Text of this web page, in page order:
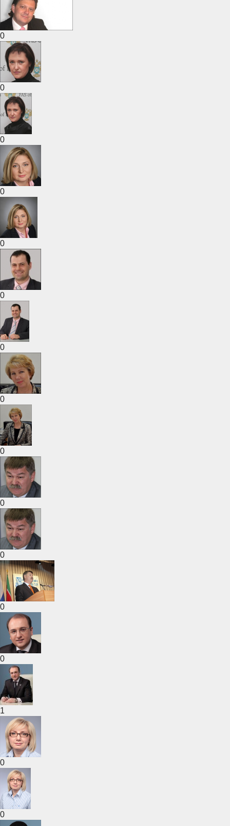
0
0
0
0
0
0
0
0
0
0
0
0
0
1
0
0